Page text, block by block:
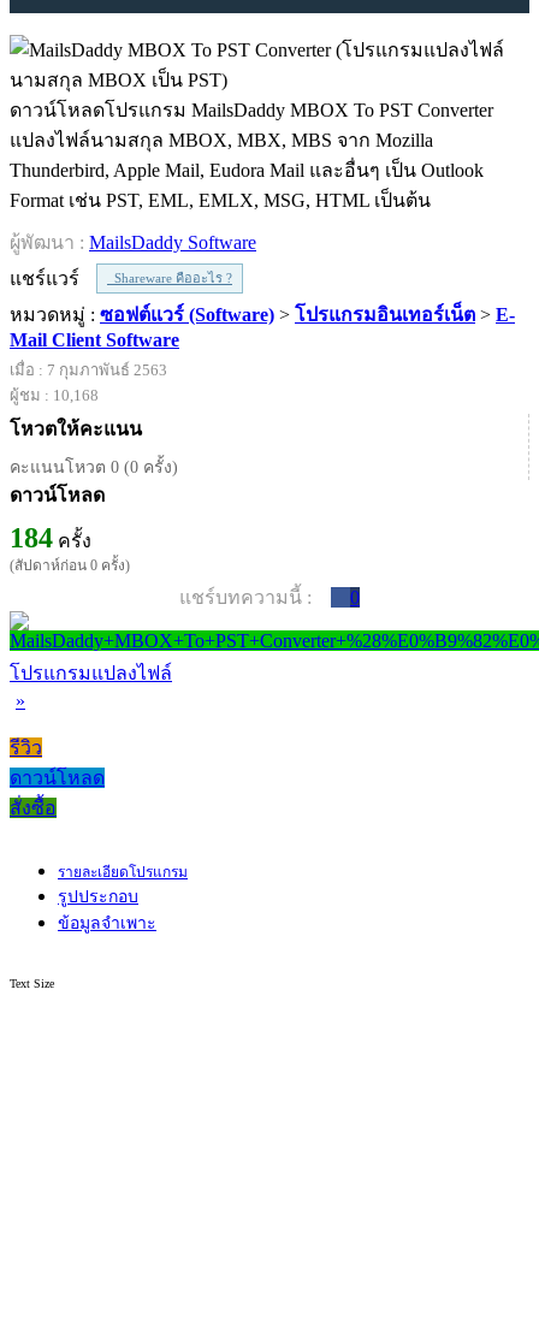
ดาวน์โหลดโปรแกรม MailsDaddy MBOX To PST Converter
แปลงไฟล์นามสกุล MBOX, MBX, MBS จาก Mozilla
Thunderbird, Apple Mail, Eudora Mail และอื่นๆ เป็น Outlook
Format เช่น PST, EML, EMLX, MSG, HTML เป็นต้น
ผู้พัฒนา : MailsDaddy Software
แชร์แวร์
Shareware คืออะไร ?
หมวดหมู่ : ซอฟต์แวร์ (Software) > โปรแกรมอินเทอร์เน็ต > E-
Mail Client Software
เมื่อ : 7 กุมภาพันธ์ 2563
ผู้ชม : 10,168
โหวตให้คะแนน
คะแนนโหวต 0 (0 ครั้ง)
ดาวน์โหลด
184 ครั้ง
(สัปดาห์ก่อน 0 ครั้ง)
แชร์บทความนี้ : 0
โปรแกรมแปลงไฟล์
»
รีวิว
ดาวน์โหลด
สั่งซื้อ
รายละเอียดโปรแกรม
รูปประกอบ
ข้อมูลจำเพาะ
Text Size